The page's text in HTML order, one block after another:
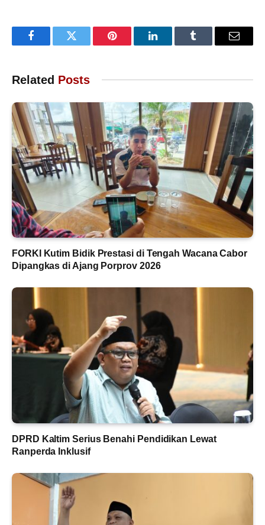
FacebookTwitter Pinterest LinkedInTumblr Email
Related Posts
FORKI Kutim Bidik Prestasi di Tengah Wacana Cabor
Dipangkas di Ajang Porprov 2026
DPRD Kaltim Serius Benahi Pendidikan Lewat
Ranperda Inklusif